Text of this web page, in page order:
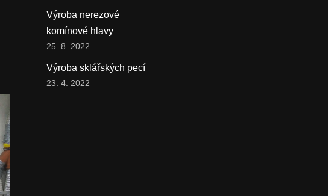
Výroba nerezové
komínové hlavy
25. 8. 2022
Výroba sklářských pecí
23. 4. 2022